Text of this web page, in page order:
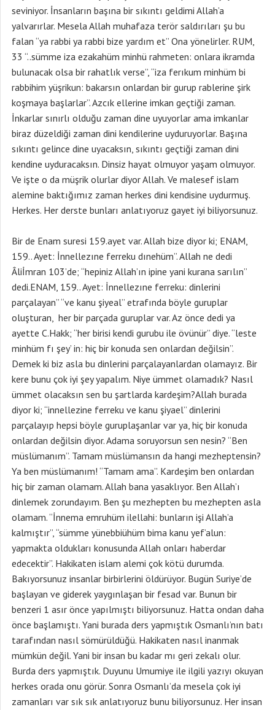
Bir de Enam suresi 159.ayet var. Allah bize diyor ki; ENAM,
159.. Ayet: İnnellezıne ferreku dınehüm”. Allah ne dedi
Âliİmran 103’de; “hepiniz Allah’ın ipine yani kurana sarılın”
dedi.ENAM, 159.. Ayet: İnnellezıne ferreku: dinlerini
parçalayan” “ve kanu şiyeal” etrafında böyle guruplar
oluşturan, her bir parçada guruplar var. Az önce dedi ya
ayette C.Hakk; “her birisi kendi gurubu ile övünür” diye. “leste
minhüm fı şey’ in: hiç bir konuda sen onlardan değilsin”.
Demek ki biz asla bu dinlerini parçalayanlardan olamayız. Bir
kere bunu çok iyi şey yapalım. Niye ümmet olamadık? Nasıl
ümmet olacaksın sen bu şartlarda kardeşim?Allah burada
diyor ki; “innellezine ferreku ve kanu şiyael” dinlerini
parçalayıp hepsi böyle guruplaşanlar var ya, hiç bir konuda
onlardan değilsin diyor. Adama soruyorsun sen nesin? “Ben
müslümanım”. Tamam müslümansın da hangi mezheptensin?
Ya ben müslümanım! “Tamam ama”. Kardeşim ben onlardan
hiç bir zaman olamam. Allah bana yasaklıyor. Ben Allah’ı
dinlemek zorundayım. Ben şu mezhepten bu mezhepten asla
olamam. “İnnema emruhüm ilellahi: bunların işi Allah’a
kalmıştır”, “sümme yünebbiühüm bima kanu yef’alun:
yapmakta oldukları konusunda Allah onları haberdar
edecektir”. Hakikaten islam alemi çok kötü durumda.
Bakıyorsunuz insanlar birbirlerini öldürüyor. Bugün Suriye’de
başlayan ve giderek yaygınlaşan bir fesad var. Bunun bir
benzeri 1 asır önce yapılmıştı biliyorsunuz. Hatta ondan daha
önce başlamıştı. Yani burada ders yapmıştık Osmanlı’nın batı
tarafından nasıl sömürüldüğü. Hakikaten nasıl inanmak
mümkün değil. Yani bir insan bu kadar mı geri zekalı olur.
Burda ders yapmıştık. Duyunu Umumiye ile ilgili yazıyı okuyan
herkes orada onu görür. Sonra Osmanlı’da mesela çok iyi
zamanları var sık sık anlatıyoruz bunu biliyorsunuz. Her insan